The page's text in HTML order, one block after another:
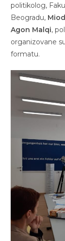
politikolog,
Beogradu,
Agon Malqi,
organizovane
formatu.